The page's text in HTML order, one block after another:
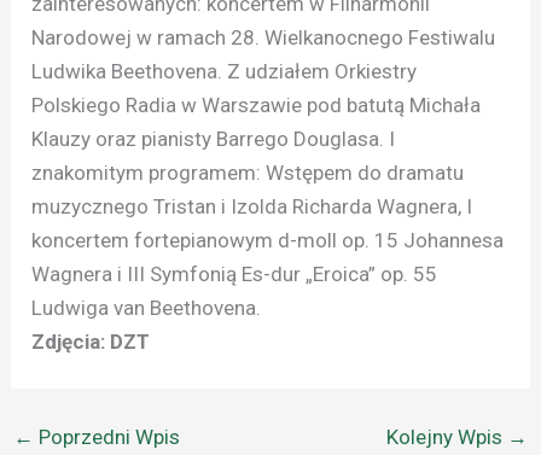
Narodowej w ramach 28. Wielkanocnego Festiwalu
Ludwika Beethovena. Z udziałem Orkiestry
Polskiego Radia w Warszawie pod batutą Michała
Klauzy oraz pianisty Barrego Douglasa. I
znakomitym programem: Wstępem do dramatu
muzycznego Tristan i Izolda Richarda Wagnera, I
koncertem fortepianowym d-moll op. 15 Johannesa
Wagnera i III Symfonią Es-dur „Eroica” op. 55
Ludwiga van Beethovena.
Zdjęcia: DZT
← Poprzedni Wpis Kolejny Wpis →